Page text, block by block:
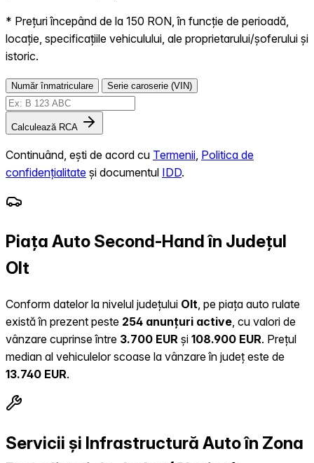
* Prețuri începând de la 150 RON, în funcție de perioadă,
locație, specificațiile vehiculului, ale proprietarului/șoferului și
istoric.
Număr înmatriculare Serie caroserie (VIN)
Calculează RCA
Continuând, ești de acord cu Termenii Politica de
confidențialitate și documentul IDD.
Piața Auto Second-Hand în Județul
Olt
Conform datelor la nivelul județului Olt , pe piața auto rulate
există în prezent peste 254 anunțuri active , cu valori de
vânzare cuprinse între 3.700 EUR și 108.900 EUR. Prețul
median al vehiculelor scoase la vânzare în județ este de
13.740 EUR.
Servicii și Infrastructură Auto în Zona